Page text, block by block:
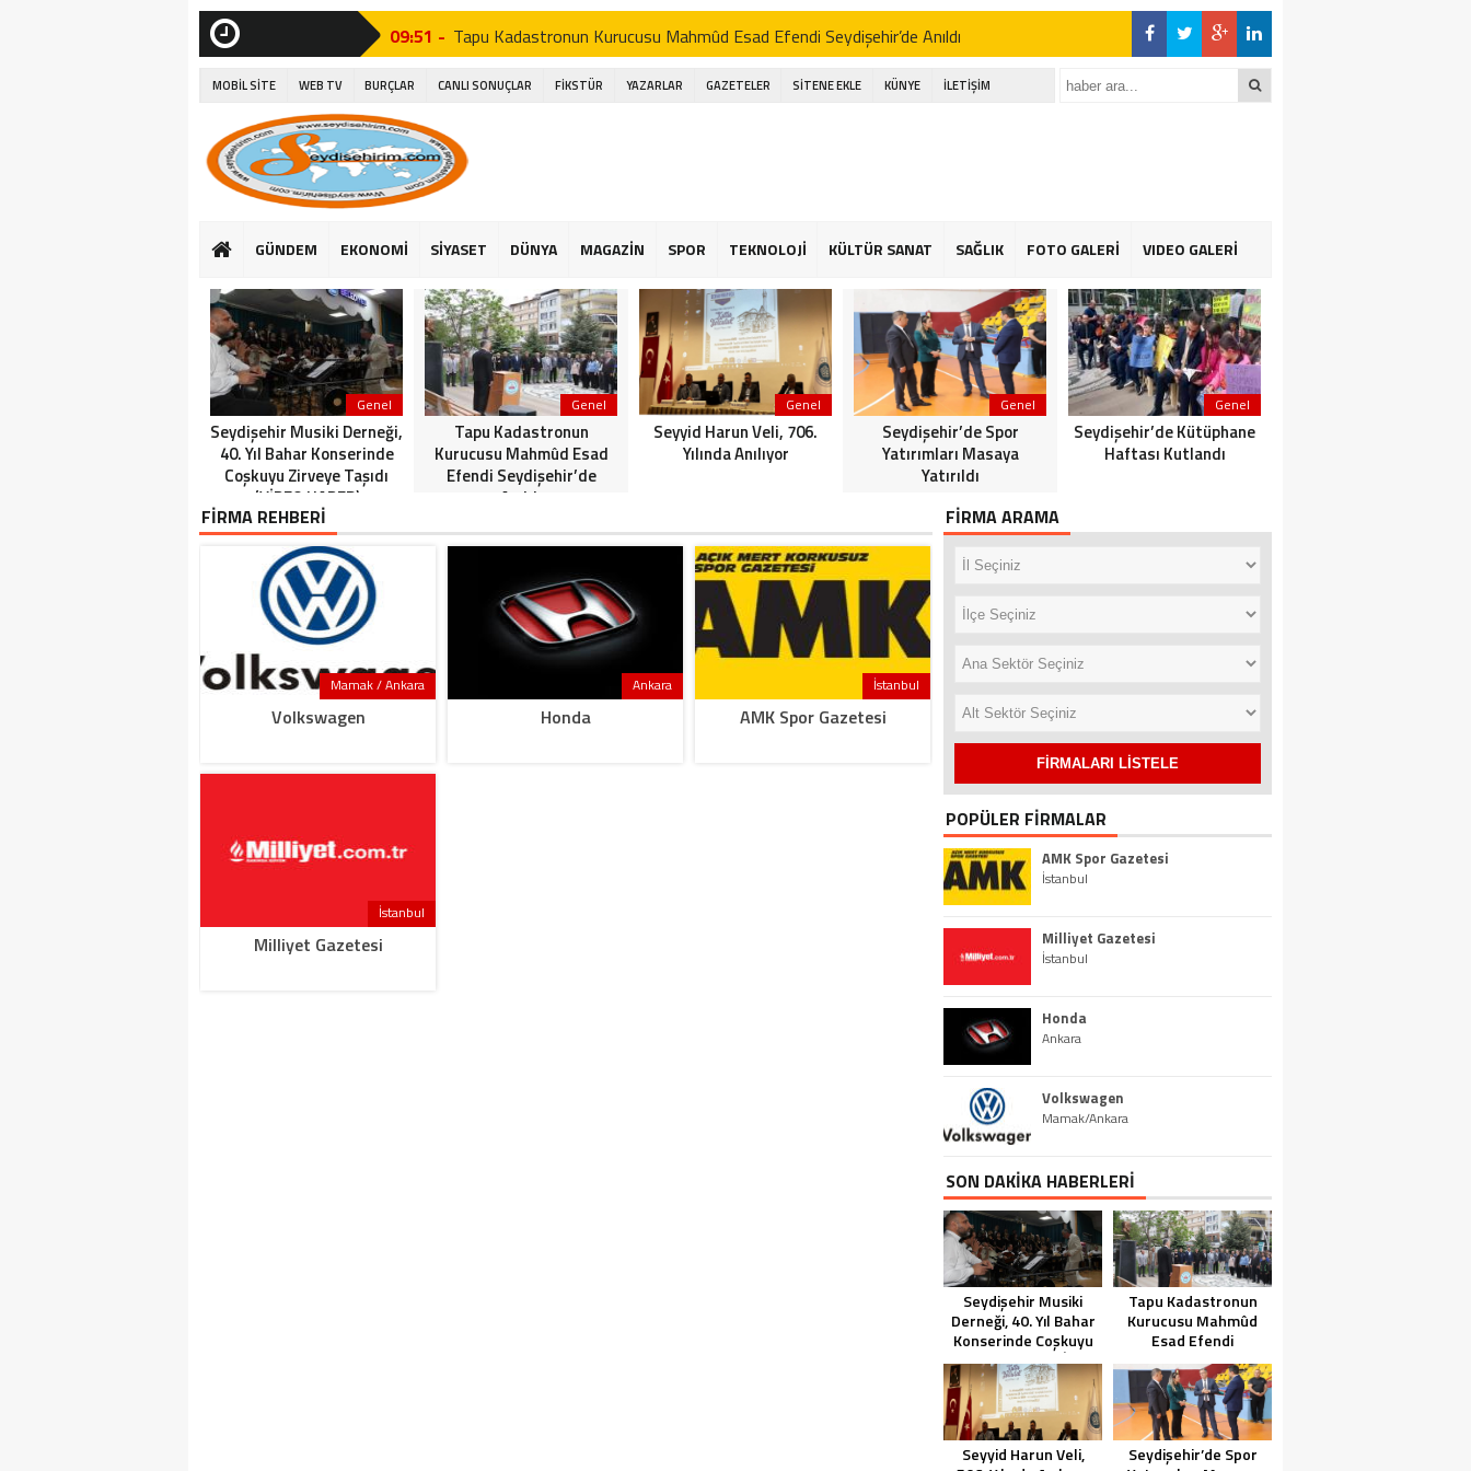
09:51 - Tapu Kadastronun Kurucusu Mahmûd Esad Efendi Seydişehir’de Anıldı
15:06 - Seyyid Harun Veli, 706. Yılında Anılıyor
15:27 -
14:26 - Seydişehir Belediye Başkanı Hasan Ustaoğlu, Gazetecilerle Buluştu
10:37 -
15:16 - Suğla gölünde Bereketli Balık sezonu: Avcılar da Kooperatif de Memnun
16:25 - Başkan Ustaoğlu gazetecilerle aynı sofrada buluştu
14:23 - Suğla Kapalı Havzası Bereketiyle Çiftçinin Yüzünü Güldürüyor
MOBİL SİTE WEB TV BURÇLAR CANLI SONUÇLAR FİKSTÜR YAZARLAR GAZETELER SİTENE EKLE KÜNYE İLETİŞİM
GÜNDEM EKONOMİ SİYASET DÜNYA MAGAZİN SPOR TEKNOLOJİ KÜLTÜR SANAT SAĞLIK FOTO GALERİ VIDEO GALERİ
Genel
Seydişehir Musiki Derneği,
40. Yıl Bahar Konserinde
Coşkuyu Zirveye Taşıdı
(VİDEO HABER)
Genel
Tapu Kadastronun
Kurucusu Mahmûd Esad
Efendi Seydişehir’de
Anıldı
Genel
Seyyid Harun Veli, 706.
Yılında Anılıyor
Genel
Seydişehir’de Spor
Yatırımları Masaya
Yatırıldı
Genel
Seydişehir’de Kütüphane
Haftası Kutlandı
FİRMA REHBERİ
Volkswagen
Mamak / Ankara
Honda
Ankara
AMK Spor Gazetesi
İstanbul
Milliyet Gazetesi
İstanbul
FİRMA ARAMA
POPÜLER FİRMALAR
AMK Spor Gazetesi
İstanbul
Milliyet Gazetesi
İstanbul
Honda
Ankara
Volkswagen
Mamak/Ankara
SON DAKİKA HABERLERİ
Seydişehir Musiki
Derneği, 40. Yıl Bahar
Konserinde Coşkuyu
Zirveye Taşıdı (VİDEO
HABER)
Tapu Kadastronun
Kurucusu Mahmûd
Esad Efendi
Seydişehir’de Anıldı
Seyyid Harun Veli,
Seydişehir’de Spor